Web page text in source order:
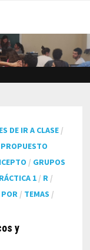
DE IR A CLASE /
/ GRUPOS
1 / R /
/ TEMAS /
y